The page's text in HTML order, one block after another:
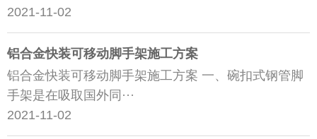
2021-11-02
铝合金快装可移动脚手架施工方案
铝合金快装可移动脚手架施工方案 一、碗扣式钢管脚
手架是在吸取国外同···
2021-11-02